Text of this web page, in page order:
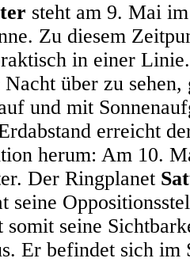
steht am 9. Mai
Zu diesem
in einer
über zu sehen,
und mit
erreicht
herum: Am 10.
Der Ringplanet
seine
somit seine
Er befindet sich im